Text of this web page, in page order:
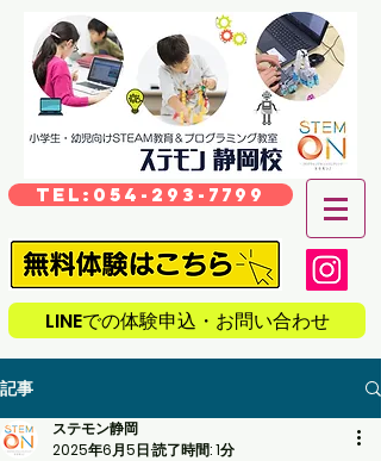
TEL:054-293-7799
LINEでの体験申込・お問い合わせ
記事
ステモン静岡
2025年6月5日読了時間: 1分